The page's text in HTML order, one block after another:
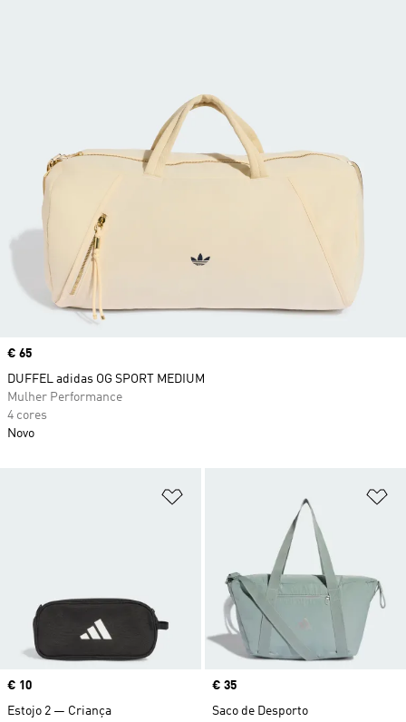
Price
€ 10
Estojo 2 — Criança
Price
€ 35
Saco de Desporto
Price
€ 65
DUFFEL adidas OG SPORT MEDIUM
Mulher Performance
4 cores
Novo